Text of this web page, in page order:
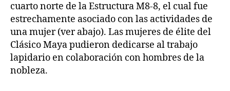
cuarto norte de la Estructura M8-8, el cual fue
estrechamente asociado con las actividades de
una mujer (ver abajo). Las mujeres de élite del
Clásico Maya pudieron dedicarse al trabajo
lapidario en colaboración con hombres de la
nobleza.